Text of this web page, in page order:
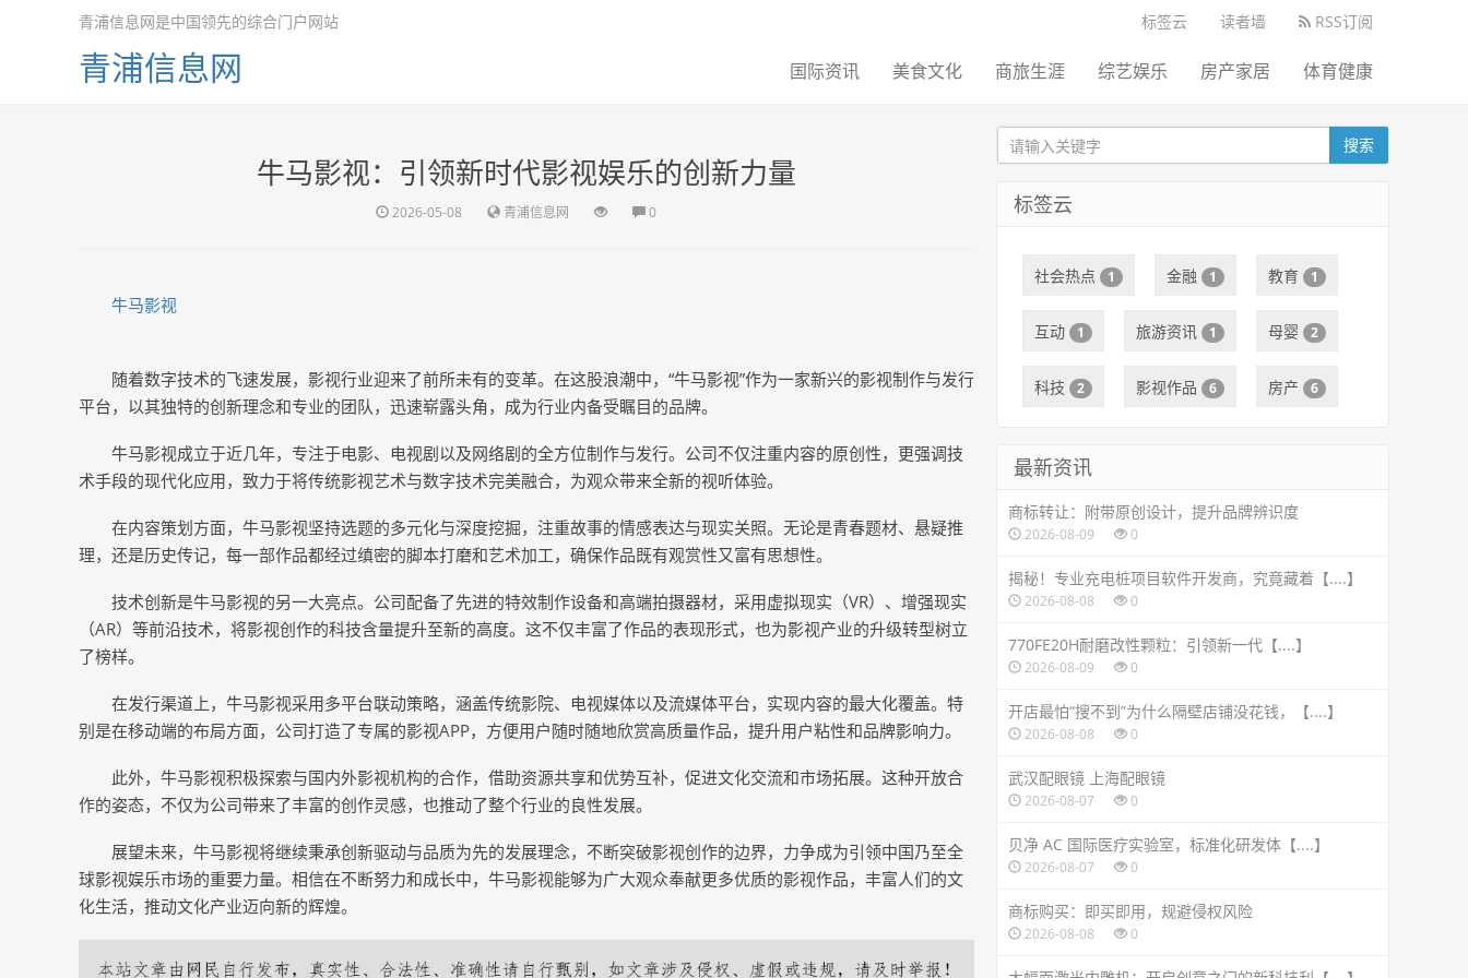
标签云 读者墙 RSS订阅
青浦信息网是中国领先的综合门户网站
青浦信息网 国际资讯 美食文化 商旅生涯 综艺娱乐 房产家居 体育健康
牛马影视：引领新时代影视娱乐的创新力量
2026-05-08 青浦信息网 0
牛马影视
随着数字技术的飞速发展，影视行业迎来了前所未有的变革。在这股浪潮中，“牛马影视”作为一家新兴的影视制作与发行
平台，以其独特的创新理念和专业的团队，迅速崭露头角，成为行业内备受瞩目的品牌。
牛马影视成立于近几年，专注于电影、电视剧以及网络剧的全方位制作与发行。公司不仅注重内容的原创性，更强调技
术手段的现代化应用，致力于将传统影视艺术与数字技术完美融合，为观众带来全新的视听体验。
在内容策划方面，牛马影视坚持选题的多元化与深度挖掘，注重故事的情感表达与现实关照。无论是青春题材、悬疑推
理，还是历史传记，每一部作品都经过缜密的脚本打磨和艺术加工，确保作品既有观赏性又富有思想性。
技术创新是牛马影视的另一大亮点。公司配备了先进的特效制作设备和高端拍摄器材，采用虚拟现实（VR）、增强现实
（AR）等前沿技术，将影视创作的科技含量提升至新的高度。这不仅丰富了作品的表现形式，也为影视产业的升级转型树立
了榜样。
在发行渠道上，牛马影视采用多平台联动策略，涵盖传统影院、电视媒体以及流媒体平台，实现内容的最大化覆盖。特
别是在移动端的布局方面，公司打造了专属的影视APP，方便用户随时随地欣赏高质量作品，提升用户粘性和品牌影响力。
此外，牛马影视积极探索与国内外影视机构的合作，借助资源共享和优势互补，促进文化交流和市场拓展。这种开放合
作的姿态，不仅为公司带来了丰富的创作灵感，也推动了整个行业的良性发展。
展望未来，牛马影视将继续秉承创新驱动与品质为先的发展理念，不断突破影视创作的边界，力争成为引领中国乃至全
球影视娱乐市场的重要力量。相信在不断努力和成长中，牛马影视能够为广大观众奉献更多优质的影视作品，丰富人们的文
化生活，推动文化产业迈向新的辉煌。
搜索
标签云
社会热点 1 金融 1 教育 1
互动 1 旅游资讯 1 母婴 2
科技 2 影视作品 6 房产 6
最新资讯
商标转让：附带原创设计，提升品牌辨识度
2026-08-09 0
揭秘！专业充电桩项目软件开发商，究竟藏着【....】
2026-08-08 0
770FE20H耐磨改性颗粒：引领新一代【....】
2026-08-09 0
开店最怕“搜不到”为什么隔壁店铺没花钱，【....】
2026-08-08 0
武汉配眼镜 上海配眼镜
2026-08-07 0
贝净 AC 国际医疗实验室，标准化研发体【....】
2026-08-07 0
商标购买：即买即用，规避侵权风险
2026-08-08 0